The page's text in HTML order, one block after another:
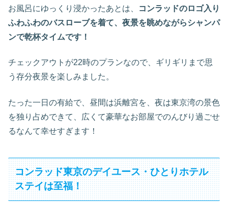
お風呂にゆっくり浸かったあとは、
コンラッドのロゴ入り
ふわふわのバスローブを着て、夜景を眺めながらシャンパ
ンで乾杯タイムです！
チェックアウトが22時のプランなので、ギリギリまで思
う存分夜景を楽しみました。
たった一日の有給で、昼間は浜離宮を、夜は東京湾の景色
を独り占めできて、広くて豪華なお部屋でのんびり過ごせ
るなんて幸せすぎます！
コンラッド東京のデイユース・ひとりホテル
ステイは至福！